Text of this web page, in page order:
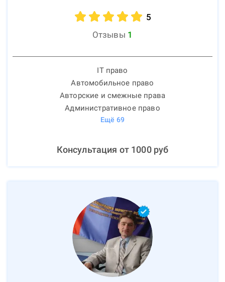
5
Отзывы 1
IT право
Автомобильное право
Авторские и смежные права
Административное право
Ещё 69
Консультация от 1000руб